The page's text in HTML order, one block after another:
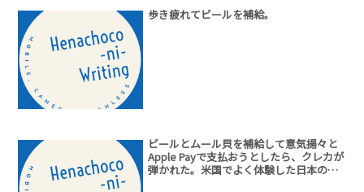
歩き疲れてビールを補給。
ビールとムール貝を補給して意気揚々と
Apple Payで支払おうとしたら、クレカが
弾かれた。米国でよく体験した日本のカ